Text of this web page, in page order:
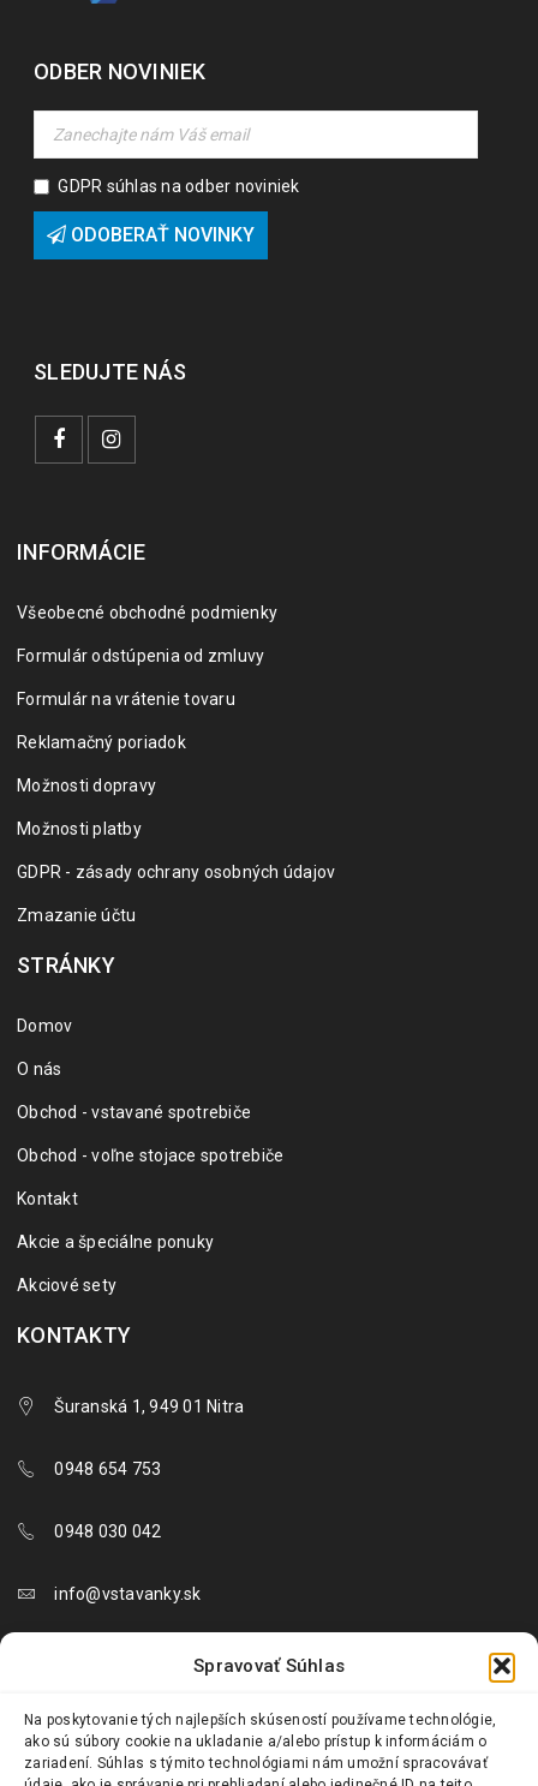
Spravovať Súhlas
Na poskytovanie tých najlepších skúseností používame technológie,
ako sú súbory cookie na ukladanie a/alebo prístup k informáciám o
zariadení. Súhlas s týmito technológiami nám umožní spracovávať
ODBER NOVINIEK
GDPR súhlas na odber noviniek
ODOBERAŤ NOVINKY
SLEDUJTE NÁS
INFORMÁCIE
Všeobecné obchodné podmienky
Formulár odstúpenia od zmluvy
Formulár na vrátenie tovaru
Reklamačný poriadok
Možnosti dopravy
Možnosti platby
GDPR - zásady ochrany osobných údajov
Zmazanie účtu
STRÁNKY
Domov
O nás
Obchod - vstavané spotrebiče
Obchod - voľne stojace spotrebiče
Kontakt
Akcie a špeciálne ponuky
Akciové sety
KONTAKTY
Šuranská 1, 949 01 Nitra
0948 654 753
0948 030 042
info@vstavanky.sk
objednavky@vstavanky.sk
reklamacie@vstavanky.sk